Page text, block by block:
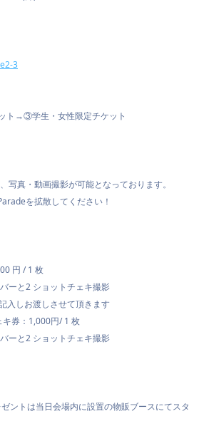
3
→③学生・女性限定チケット
写真・動画撮影が可能となっております。
を拡散してください！
円 / 1 枚
ーと2 ショットチェキ撮影
入しお渡しさせて頂きます
券：1,000円/ 1 枚
ーと2 ショットチェキ撮影
ントは当日会場内に設置の物販ブースにてスタ